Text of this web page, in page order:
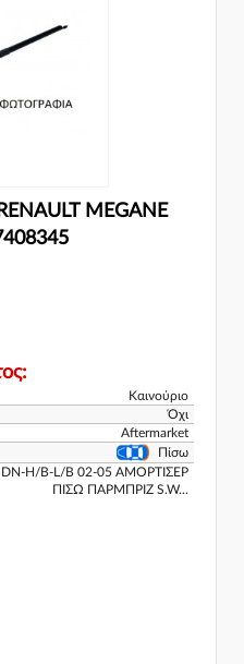
MEGANE
Καινούριο
Όχι
Aftermarket
Πίσω
H/B-L/B 02-05 ΑΜΟΡΤΙΣΕΡ
ΠΙΣΩ ΠΑΡΜΠΡΙΖ S.W...